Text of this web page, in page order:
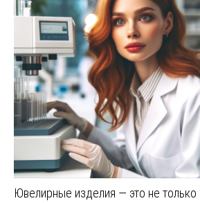
Ювелирные изделия — это не